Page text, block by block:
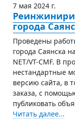
7 мая 2024 г.
города
Проведены
города Саянска
NET/VT-CMF. В
нестандартные
версию сайта, в
заказа, с
публиковать
Читать далее...